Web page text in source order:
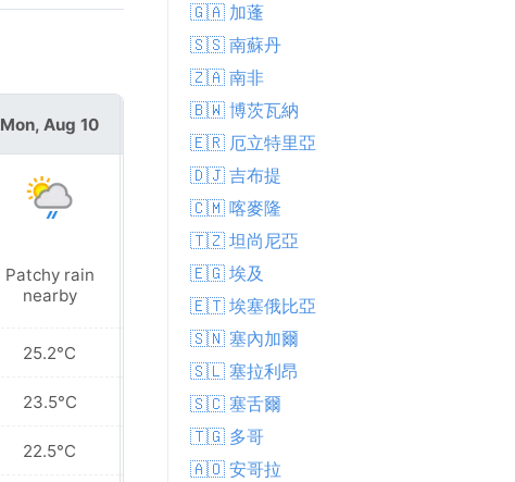
Mon, Aug 10
Patchy rain
nearby
25.2°C
23.5°C
22.5°C
Tue, Aug 11
Patchy rain
nearby
24.1°C
23.1°C
22.1°C
🇬🇦 加蓬
🇸🇸 南蘇丹
🇿🇦 南非
🇧🇼 博茨瓦納
🇪🇷 厄立特里亞
🇩🇯 吉布提
🇨🇲 喀麥隆
🇹🇿 坦尚尼亞
🇪🇬 埃及
🇪🇹 埃塞俄比亞
🇸🇳 塞內加爾
🇸🇱 塞拉利昂
🇸🇨 塞舌爾
🇹🇬 多哥
🇦🇴 安哥拉